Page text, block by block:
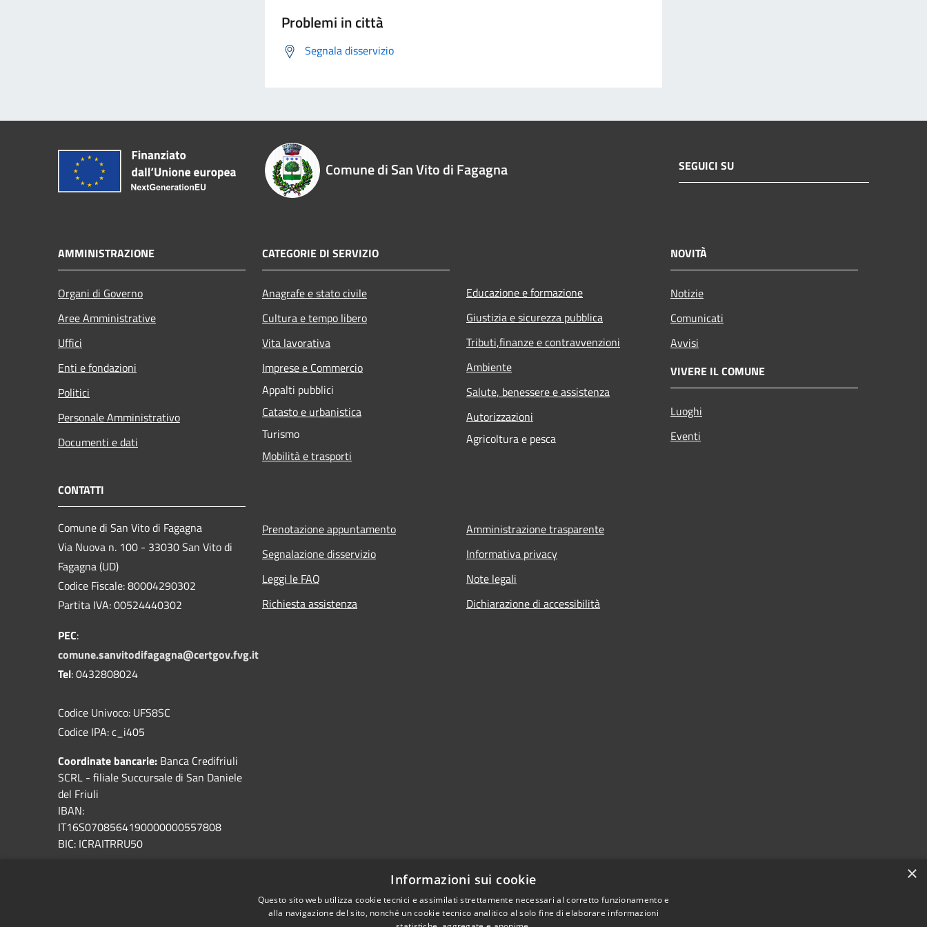
Problemi in città
Segnala disservizio
Comune di San Vito di Fagagna SEGUICI SU
AMMINISTRAZIONE
Organi di Governo
Aree Amministrative
Uffici
Enti e fondazioni
Politici
Personale Amministrativo
Documenti e dati
CATEGORIE DI SERVIZIO
Anagrafe e stato civile
Cultura e tempo libero
Vita lavorativa
Imprese e Commercio
Appalti pubblici
Catasto e urbanistica
Turismo
Mobilità e trasporti
Educazione e formazione
Giustizia e sicurezza pubblica
Tributi,finanze e contravvenzioni
Ambiente
Salute, benessere e assistenza
Autorizzazioni
Agricoltura e pesca
NOVITÀ
Notizie
Comunicati
Avvisi
VIVERE IL COMUNE
Luoghi
Eventi
CONTATTI
Comune di San Vito di Fagagna
Via Nuova n. 100 - 33030 San Vito di
Fagagna (UD)
Codice Fiscale: 80004290302
Partita IVA: 00524440302
PEC:
comune.sanvitodifagagna@certgov.fvg.it
Tel: 0432808024
Codice Univoco: UFS8SC
Codice IPA: c_i405
Coordinate bancarie: Banca Credifriuli
SCRL - filiale Succursale di San Daniele
del Friuli
IBAN:
IT16S0708564190000000557808
BIC: ICRAITRRU50
Prenotazione appuntamento
Segnalazione disservizio
Leggi le FAQ
Richiesta assistenza
Amministrazione trasparente
Informativa privacy
Note legali
Dichiarazione di accessibilità
×
Informazioni sui cookie
Questo sito web utilizza cookie tecnici e assimilati strettamente necessari al corretto funzionamento e
alla navigazione del sito, nonché un cookie tecnico analitico al solo fine di elaborare informazioni